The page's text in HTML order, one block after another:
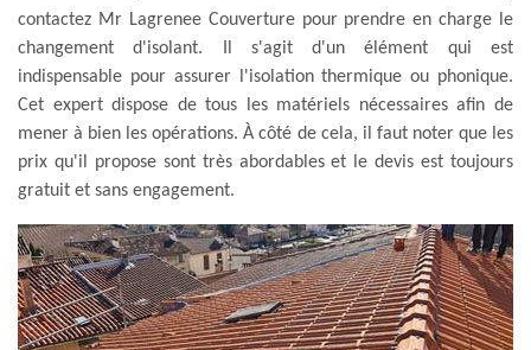
contactez Mr Lagrenee Couverture pour prendre en charge le
changement d'isolant. Il s'agit d'un élément qui est
indispensable pour assurer l'isolation thermique ou phonique.
Cet expert dispose de tous les matériels nécessaires afin de
mener à bien les opérations. À côté de cela, il faut noter que les
prix qu'il propose sont très abordables et le devis est toujours
gratuit et sans engagement.